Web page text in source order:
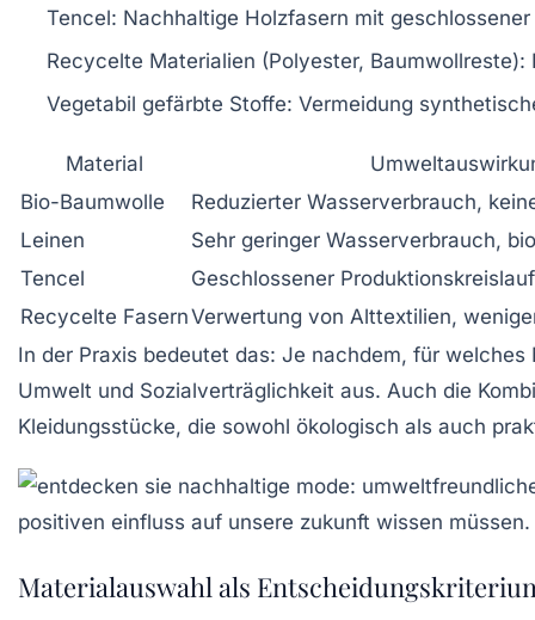
Tencel: Nachhaltige Holzfasern mit
Recycelte Materialien (Polyester,
Vegetabil gefärbte Stoffe: Vermeidung
Material
Bio-Baumwolle
Reduzierter Wasserverbrauch,
Leinen
Sehr geringer Wasserverbrauch,
Tencel
Geschlossener
Recycelte FasernVerwertung von Alttextilien,
In der Praxis bedeutet das: Je nachdem, für
Umwelt und Sozialverträglichkeit aus. Auch die
Kleidungsstücke, die sowohl ökologisch als auch
Materialauswahl als